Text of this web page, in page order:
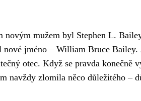
novým mužem byl Stephen L.
jméno – William Bruce Bailey.
otec. Když se pravda konečně
navždy zlomila něco důležitého –